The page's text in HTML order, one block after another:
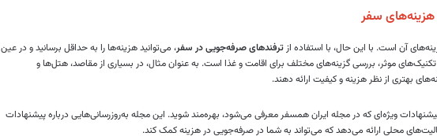
سفر
آن است. با این حال، با استفاده از ترفندهای صرفه‌جویی در سفر، می‌توانید هزینه‌ها را به حداقل برسانید و در عین
موثر، بررسی گزینه‌های مختلف برای اقامت و غذا است. به عنوان مثال، در بسیاری از مقاصد، هتل‌ها و
بهتری از نظر هزینه و کیفیت ارائه دهند.
ویژه‌ای که در مجله ایران همسفر معرفی می‌شود، بهره‌مند شوید. این مجله به‌روزرسانی‌هایی درباره پیشنهادات
محلی ارائه می‌دهد که می‌تواند به شما در صرفه‌جویی در هزینه کمک کند.